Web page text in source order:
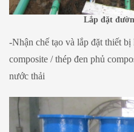
Lắp đặt
-Nhận chế tạo và lắp đặt thiết
composite / thép đen phủ
nước thải